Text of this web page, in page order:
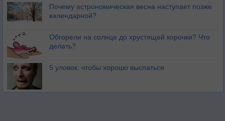
Почему астрономическая весна наступает позже
календарной?
Обгорели на солнце до хрустящей корочки? Что
делать?
5 уловок, чтобы хорошо выспаться